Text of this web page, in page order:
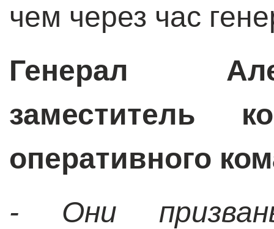
чем через час
Генерал
заместитель
оперативного
- Они